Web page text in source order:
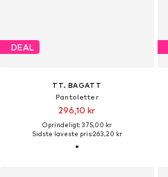
DEAL
TT. BAGATT
Pantoletter
296,10 kr
Oprindeligt: 375,00 kr
Sidste laveste pris:263,20 kr